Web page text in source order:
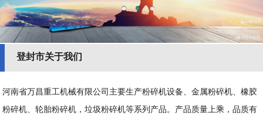
登封市关于我们
河南省万昌重工机械有限公司主要生产粉碎机设备、金属粉碎机、橡胶
粉碎机、轮胎粉碎机，垃圾粉碎机等系列产品。产品质量上乘，品质有